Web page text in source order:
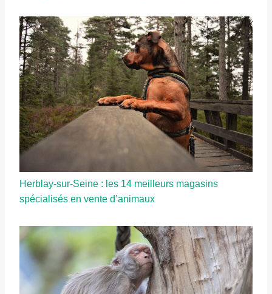
Herblay-sur-Seine : les 14 meilleurs magasins
spécialisés en vente d’animaux